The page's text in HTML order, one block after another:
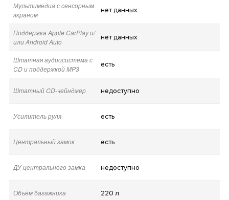
Мультимедиа с сенсорным
экраном
нет данных
Поддержка Apple CarPlay и/
или Android Auto
нет данных
Штатная аудиосистема с
CD и поддержкой MP3
есть
Штатный CD-чейнджер недоступно
Усилитель руля есть
Центральный замок есть
ДУ центрального замка недоступно
Объём багажника 220 л